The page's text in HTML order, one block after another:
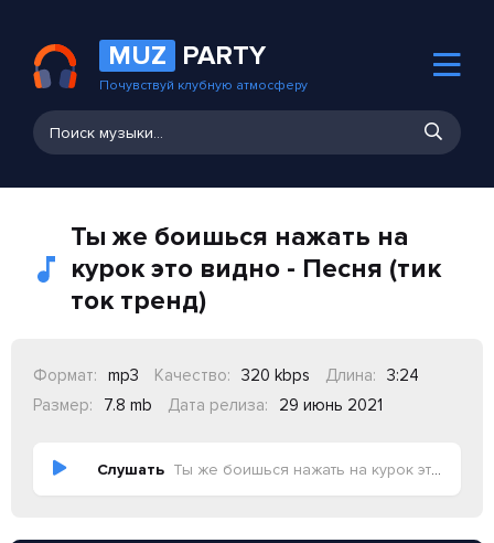
MUZ PARTY
Почувствуй клубную атмосферу
Ты же боишься нажать на
курок это видно - Песня (тик
ток тренд)
Формат: mp3 Качество: 320 kbps Длина:
3:24
Размер:
7.8 mb Дата релиза: 29 июнь 2021
Слушать Ты же боишься нажать на курок это видно - Песня (тик ток тренд)